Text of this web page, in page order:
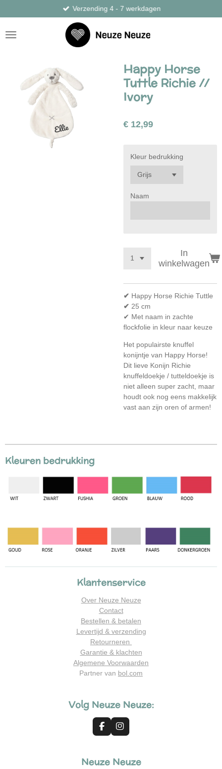
direct
naar
de
Verzending 4 - 7 werkdagen
Happy Horse
Tuttle Richie //
Ivory
€ 12,99
Kleur bedrukking
Naam
In
winkelwagen
✔ Happy Horse Richie Tuttle
✔ 25 cm
✔ Met naam in zachte
flockfolie in kleur naar keuze
Het populairste knuffel
konijntje van Happy Horse!
Dit lieve Konijn Richie
knuffeldoekje / tutteldoekje is
niet alleen super zacht, maar
houdt ook nog eens makkelijk
vast aan zijn oren of armen!
Kleuren bedrukking
Klantenservice
Over Neuze Neuze
Contact
Bestellen & betalen
Levertijd & verzending
Retourneren
Garantie & klachten
Algemene Voorwaarden
Partner van bol.com
Volg Neuze Neuze:
F
a
b
I
n
a
Neuze Neuze